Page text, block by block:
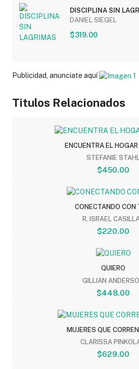
DISCIPLINA SIN
DANIEL SIEGEL
$319.00
Publicidad, anunciate aquí
Titulos Relacionados
ENCUENTRA EL HOGAR
STEFANIE STAHL
$450.00
CONECTANDO CON
R. ISRAEL
$220.00
QUIERO
GILLIAN
$448.00
MUJERES QUE
CLARISSA
$629.00